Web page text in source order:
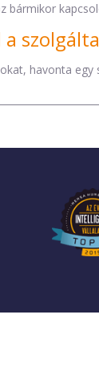
bármikor
havonta